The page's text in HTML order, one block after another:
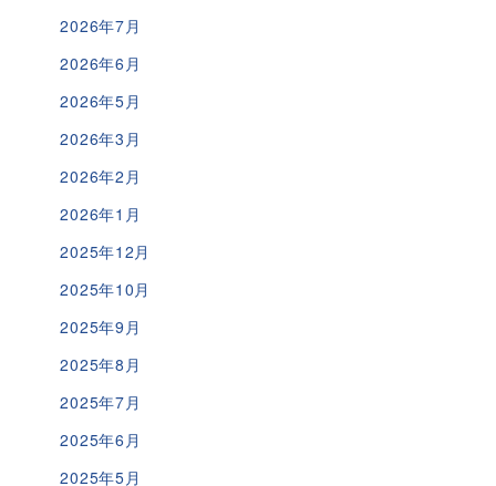
2026年7月
2026年6月
2026年5月
2026年3月
2026年2月
2026年1月
2025年12月
2025年10月
2025年9月
2025年8月
2025年7月
2025年6月
2025年5月